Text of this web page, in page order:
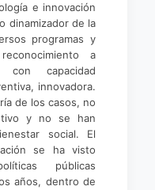
e innovación
dinamizador de la
programas y
a
con capacidad
innovadora.
de los casos, no
y no se han
social. El
se ha visto
públicas
años, dentro de